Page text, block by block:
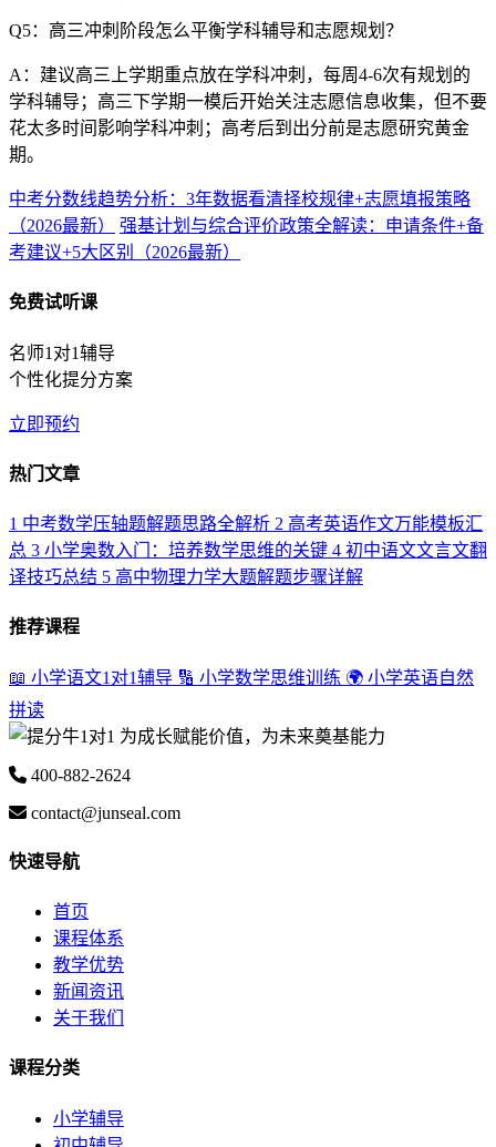
Q5：高三冲刺阶段怎么平衡学科辅导和志愿规划？
A：建议高三上学期重点放在学科冲刺，每周4-6次有规划的
学科辅导；高三下学期一模后开始关注志愿信息收集，但不要
花太多时间影响学科冲刺；高考后到出分前是志愿研究黄金
期。
中考分数线趋势分析：3年数据看清择校规律+志愿填报策略
（2026最新）
强基计划与综合评价政策全解读：申请条件+备
考建议+5大区别（2026最新）
免费试听课
名师1对1辅导
个性化提分方案
立即预约
热门文章
1 中考数学压轴题解题思路全解析 2 高考英语作文万能模板汇
总 3 小学奥数入门：培养数学思维的关键 4 初中语文文言文翻
译技巧总结 5 高中物理力学大题解题步骤详解
推荐课程
📖 小学语文1对1辅导 🔢 小学数学思维训练 🌍 小学英语自然
拼读
为成长赋能价值，为未来奠基能力
400-882-2624
contact@junseal.com
快速导航
首页
课程体系
教学优势
新闻资讯
关于我们
课程分类
小学辅导